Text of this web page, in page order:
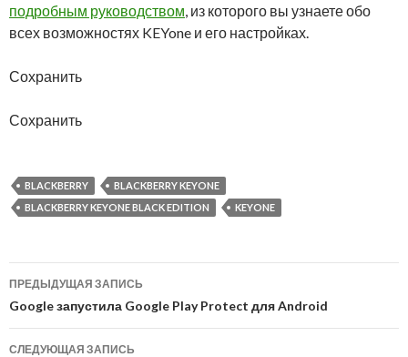
подробным руководством, из которого вы узнаете обо
всех возможностях KEYone и его настройках.
Сохранить
Сохранить
BLACKBERRY
BLACKBERRY KEYONE
BLACKBERRY KEYONE BLACK EDITION
KEYONE
Навигация
по
записям
ПРЕДЫДУЩАЯ ЗАПИСЬ
Google запустила Google Play Protect для Android
СЛЕДУЮЩАЯ ЗАПИСЬ